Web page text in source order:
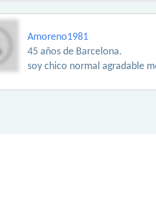
Amoreno1981
45 años de Barcelona.
soy chico normal agradable